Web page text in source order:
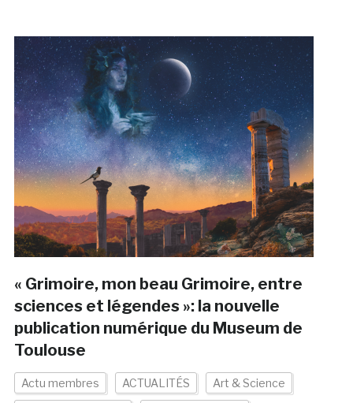
« Grimoire, mon beau Grimoire, entre
sciences et légendes »: la nouvelle
publication numérique du Museum de
Toulouse
Actu membres ACTUALITÉS Art & Science